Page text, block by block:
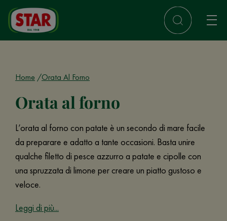
Home Orata Al Forno
Orata al forno
L’orata al forno con patate è un secondo di mare facile
da preparare e adatto a tante occasioni. Basta unire
qualche filetto di pesce azzurro a patate e cipolle con
una spruzzata di limone per creare un piatto gustoso e
veloce.
Leggi di più...